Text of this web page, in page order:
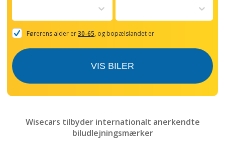
with
the
and
mark
Førerens alder er30-65, og bopælslandet er
VIS BILER
Wisecars tilbyder internationalt anerkendte
biludlejningsmærker